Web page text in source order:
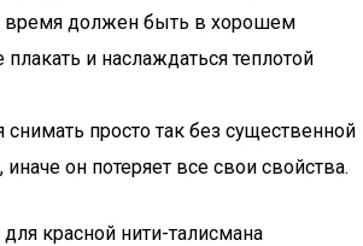
время должен быть в хорошем
плакать и наслаждаться теплотой
снимать просто так без существенной
он потеряет все свои свойства.
красной нити-талисмана